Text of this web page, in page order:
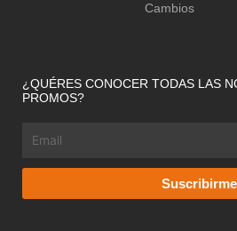
Cambios
¿QUÉRES CONOCER TODAS LAS
PROMOS?
Suscribirme